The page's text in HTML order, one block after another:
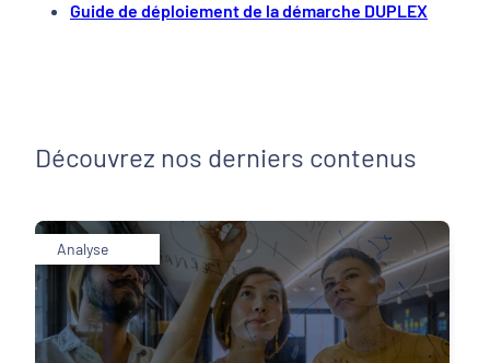
Guide de déploiement de la démarche DUPLEX
Découvrez nos derniers contenus
Analyse